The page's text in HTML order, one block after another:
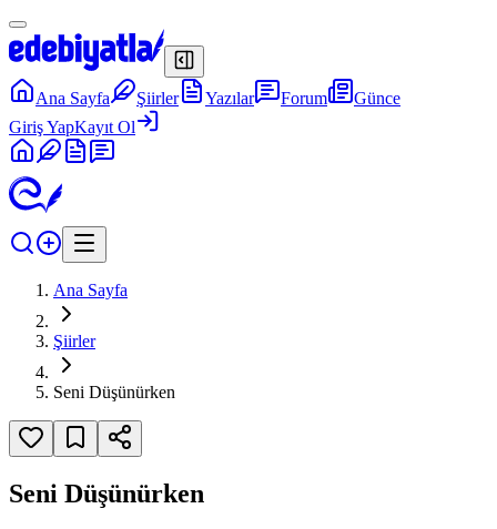
Ana Sayfa Şiirler Yazılar Forum
Günce
Giriş YapKayıt Ol
Ana Sayfa
Şiirler
Seni Düşünürken
Seni Düşünürken